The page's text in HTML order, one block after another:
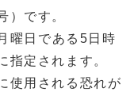
）です。
曜日である5日時
指定されます。
使用される恐れが